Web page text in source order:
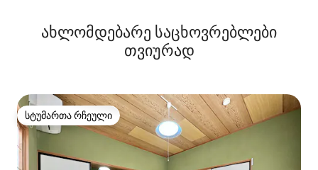
ახლომდებარე საცხოვრებლები
თვიურად
სტუმართა რჩეული
სტუმართა რჩეული